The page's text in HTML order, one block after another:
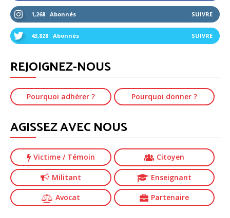
1,268 Abonnés SUIVRE
43,828 Abonnés SUIVRE
REJOIGNEZ-NOUS
Pourquoi adhérer ? Pourquoi donner ?
AGISSEZ AVEC NOUS
Victime / Témoin Citoyen
Militant Enseignant
Avocat Partenaire